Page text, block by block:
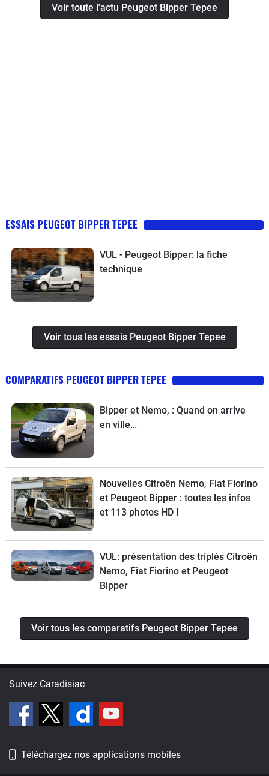
Voir toute l'actu Peugeot Bipper Tepee
ESSAIS PEUGEOT BIPPER TEPEE
VUL - Peugeot Bipper: la fiche
technique
Voir tous les essais Peugeot Bipper Tepee
COMPARATIFS PEUGEOT BIPPER TEPEE
Bipper et Nemo, : Quand on arrive
en ville…
Nouvelles Citroën Nemo, Fiat Fiorino
et Peugeot Bipper : toutes les infos
et 113 photos HD !
VUL: présentation des triplés Citroën
Nemo, Fiat Fiorino et Peugeot
Bipper
Voir tous les comparatifs Peugeot Bipper Tepee
Suivez Caradisiac
Téléchargez nos applications mobiles